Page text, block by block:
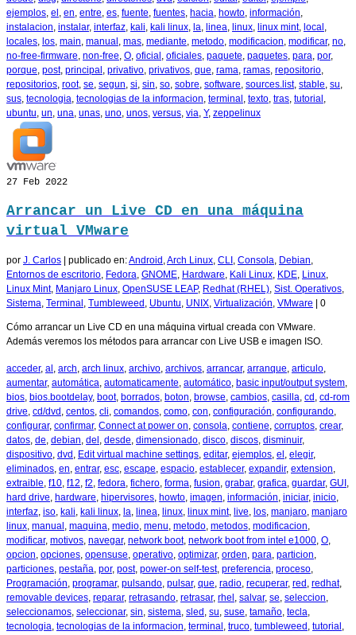
ejemplos, el , en, entre, es, fuente, fuentes, hacia, howto, información,
instalacion, instalar, interfaz, kali, kali linux, la, linea, linux, linux mint, local ,
locales, los, main, manual , mas, mediante, metodo, modificacion, modificar, no,
no-free-firmware, non-free, O, oficial , oficiales, paquete, paquetes, para, por,
porque, post, principal , privativo, privativos, que, rama, ramas, repositorio,
repositorios, root, se, segun, si, sin, so, sobre, software, sources.list, stable, su,
sus, tecnologia, tecnologias de la informacion, terminal , texto, tras, tutorial ,
ubuntu, un, una, unas, uno, unos, versus, via, Y, zeppelinux
27 Feb 2022
Arrancar un Live CD en una máquina
virtual VMware
por J. Carlos publicado en:Android ,Arch Linux, CLI , Consola, Debian,
Entornos de escritorio, Fedora, GNOME, Hardware, Kali Linux, KDE, Linux,
Linux Mint, Manjaro Linux, OpenSUSE LEAP, Redhat (RHEL), Sist. Operativos,
Sistema, Terminal , Tumbleweed , Ubuntu, UNIX, Virtualización, VMware 0
Cómo arrancar un Live CD en una máquina virtual creada con VMware.
Además veremos los métodos para arrancar con Live USB e imagen ISO.
acceder, al , arch, arch linux, archivo, archivos, arrancar, arranque, articulo,
aumentar, automática, automaticamente, automático, basic input/output system,
bios, bios.bootdelay, boot, borrados, boton, browse, cambios, casilla, cd , cd-rom
drive, cd/dvd , centos, cli, comandos, como, con, configuración, configurando,
configurar, confirmar, Connect at power on, consola, contiene, corruptos, crear,
datos, de, debian, del , desde, dimensionado, disco, discos, disminuir,
dispositivo, dvd , Edit virtual machine settings, editar, ejemplos, el , elegir,
eliminados, en, entrar, esc, escape, espacio, establecer, expandir, extension,
extraible, f10, f12, f2, fedora, fichero, forma, fusion, grabar, grafica, guardar, GUI ,
hard drive, hardware, hipervisores, howto, imagen, información, iniciar, inicio,
interfaz, iso, kali, kali linux, la, linea, linux, linux mint, live, los, manjaro, manjaro
linux, manual , maquina, medio, menu, metodo, metodos, modificacion,
modificar, motivos, navegar, network boot, network boot from intel e1000, O,
opcion, opciones, opensuse, operativo, optimizar, orden, para, particion,
particiones, pestaña, por, post, power-on self-test, preferencia, proceso,
Programación, programar, pulsando, pulsar, que, radio, recuperar, red , redhat,
removable devices, reparar, retrasando, retrasar, rhel , salvar, se, seleccion,
seleccionamos, seleccionar, sin, sistema, sled , su, suse, tamaño, tecla,
tecnologia, tecnologias de la informacion, terminal , truco, tumbleweed , tutorial ,